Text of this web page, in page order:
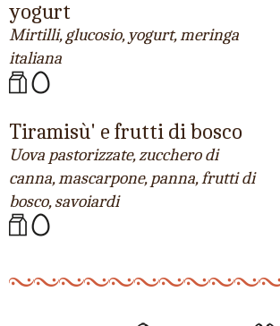
yogurt
Mirtilli, glucosio, yogurt, meringa
italiana
Tiramisù' e frutti di bosco
Uova pastorizzate, zucchero di
canna, mascarpone, panna, frutti di
bosco, savoiardi